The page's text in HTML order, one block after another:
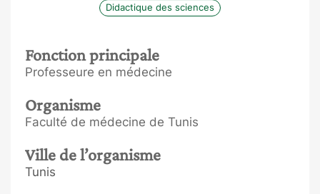
Didactique des sciences
Fonction principale
Professeure en médecine
Organisme
Faculté de médecine de Tunis
Ville de l’organisme
Tunis